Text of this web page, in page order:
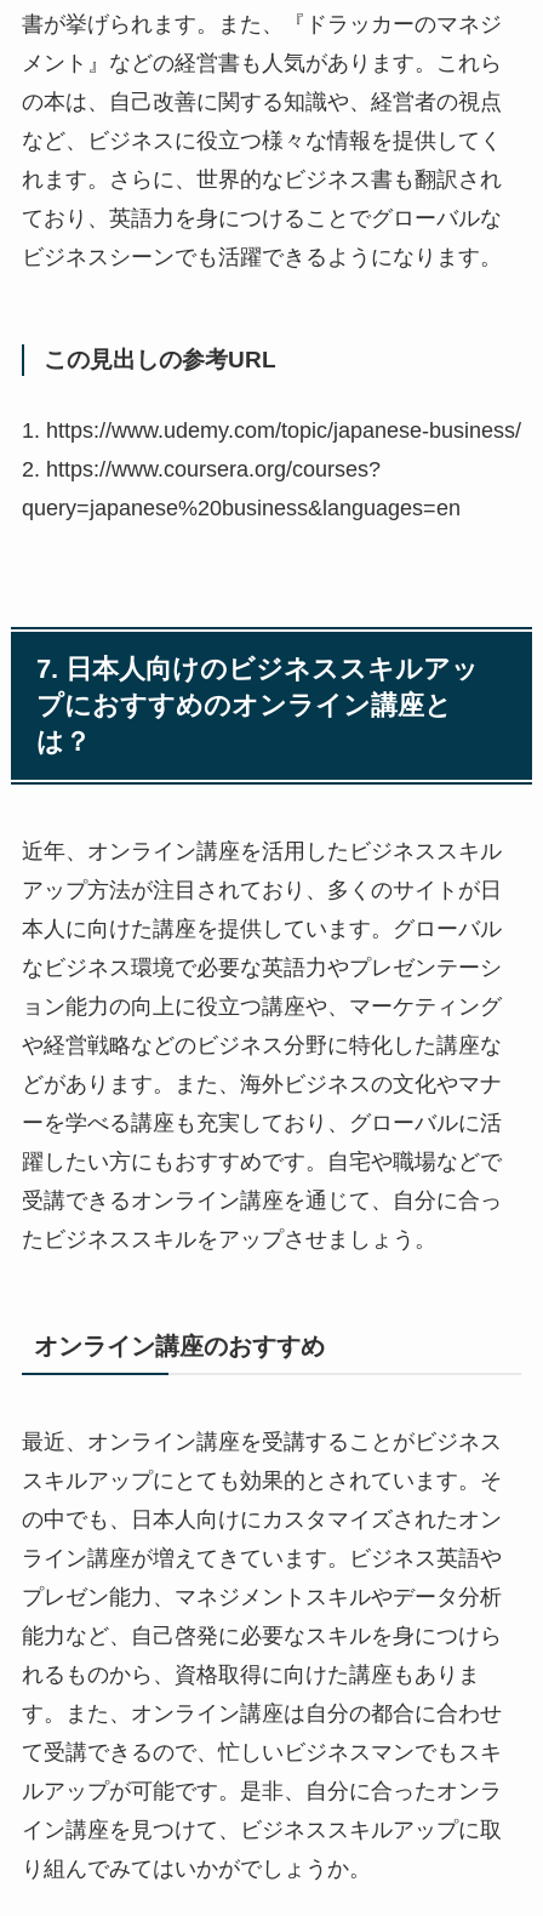
書が挙げられます。また、『ドラッカーのマネジ
メント』などの経営書も人気があります。これら
の本は、自己改善に関する知識や、経営者の視点
など、ビジネスに役立つ様々な情報を提供してく
れます。さらに、世界的なビジネス書も翻訳され
ており、英語力を身につけることでグローバルな
ビジネスシーンでも活躍できるようになります。
この見出しの参考URL
1. https://www.udemy.com/topic/japanese-business/
2. https://www.coursera.org/courses?
query=japanese%20business&languages=en
7. 日本人向けのビジネススキルアッ
プにおすすめのオンライン講座と
は？
近年、オンライン講座を活用したビジネススキル
アップ方法が注目されており、多くのサイトが日
本人に向けた講座を提供しています。グローバル
なビジネス環境で必要な英語力やプレゼンテーシ
ョン能力の向上に役立つ講座や、マーケティング
や経営戦略などのビジネス分野に特化した講座な
どがあります。また、海外ビジネスの文化やマナ
ーを学べる講座も充実しており、グローバルに活
躍したい方にもおすすめです。自宅や職場などで
受講できるオンライン講座を通じて、自分に合っ
たビジネススキルをアップさせましょう。
オンライン講座のおすすめ
最近、オンライン講座を受講することがビジネス
スキルアップにとても効果的とされています。そ
の中でも、日本人向けにカスタマイズされたオン
ライン講座が増えてきています。ビジネス英語や
プレゼン能力、マネジメントスキルやデータ分析
能力など、自己啓発に必要なスキルを身につけら
れるものから、資格取得に向けた講座もありま
す。また、オンライン講座は自分の都合に合わせ
て受講できるので、忙しいビジネスマンでもスキ
ルアップが可能です。是非、自分に合ったオンラ
イン講座を見つけて、ビジネススキルアップに取
り組んでみてはいかがでしょうか。